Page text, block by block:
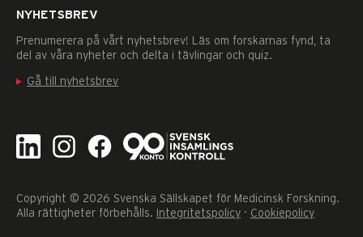
NYHETSBREV
Prenumerera på vårt nyhetsbrev! Läs om forskarnas fynd, ta
del av våra nyheter och delta i tävlingar och quiz.
Gå till nyhetsbrev
Copyright © 2026 Svenska Sällskapet för Medicinsk Forskning.
Alla rättigheter förbehålls.
Integritetspolicy · Cookiepolicy
Statistik
För att vi ska
förbättra
och
uppbyggnad,
baserat på hur
används.